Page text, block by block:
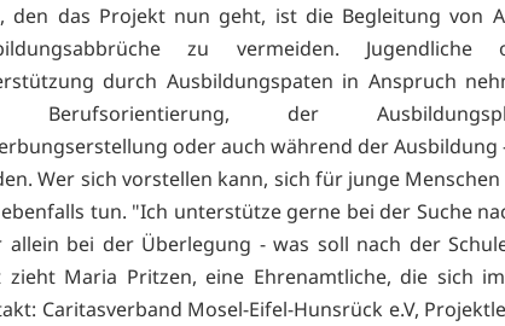
den das Projekt nun geht, ist die Begleitung von
zu vermeiden.
durch Ausbildungspaten in Anspruch
Berufsorientierung, der
oder auch während der Ausbildung
Wer sich vorstellen kann, sich für junge
tun. "Ich unterstütze gerne bei der Suche
allein bei der Überlegung - was soll nach der
zieht Maria Pritzen, eine Ehrenamtliche, die sich
Caritasverband Mosel-Eifel-Hunsrück e.V,